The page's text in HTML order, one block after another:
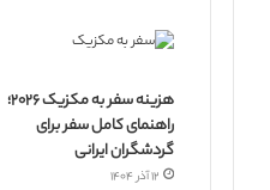
هزینه سفر به مکزیک ۲۰۲۶؛
راهنمای کامل سفر برای
گردشگران ایرانی
۱۲ آذر ۱۴۰۴